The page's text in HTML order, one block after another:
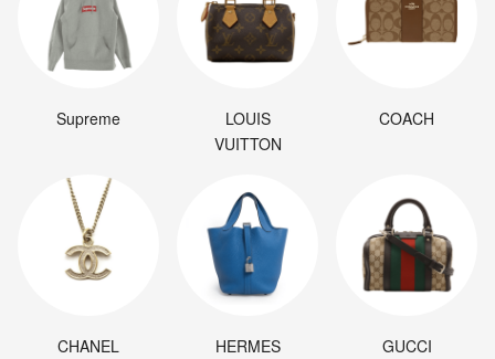
します。
✅返品、交換、クレーム等
らに非がある場合を除き、返品、交換、クレーム等は引き受けませんの
で、ご不明な点は事前にご質問ください。
✅喫煙者、ペット無しです。
どうぞよろしくお願い致します。
Supreme
LOUIS
VUITTON
COACH
CHANEL HERMES GUCCI